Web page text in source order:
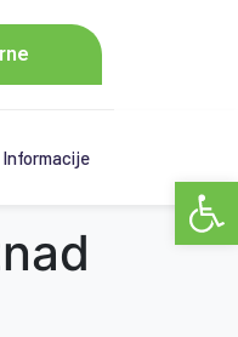
Informacije